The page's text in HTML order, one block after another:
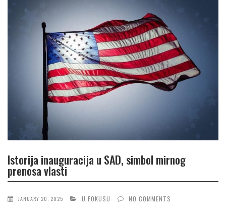
Istorija inauguracija u SAD, simbol mirnog
prenosa vlasti
JANUARY 20, 2025 U FOKUSU NO COMMENTS